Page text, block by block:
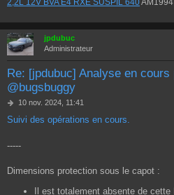
2,2L 12V BVA E4 RXE SUSPIL 640AM1994
jpdubuc
Administrateur
Re: [jpdubuc] Analyse en
@bugsbuggy
M
s
10 nov. 2024, 11:41
Suivi des opérations en cours.
-----
Dimensions protection sous le capot :
Il est totalement absente de cette